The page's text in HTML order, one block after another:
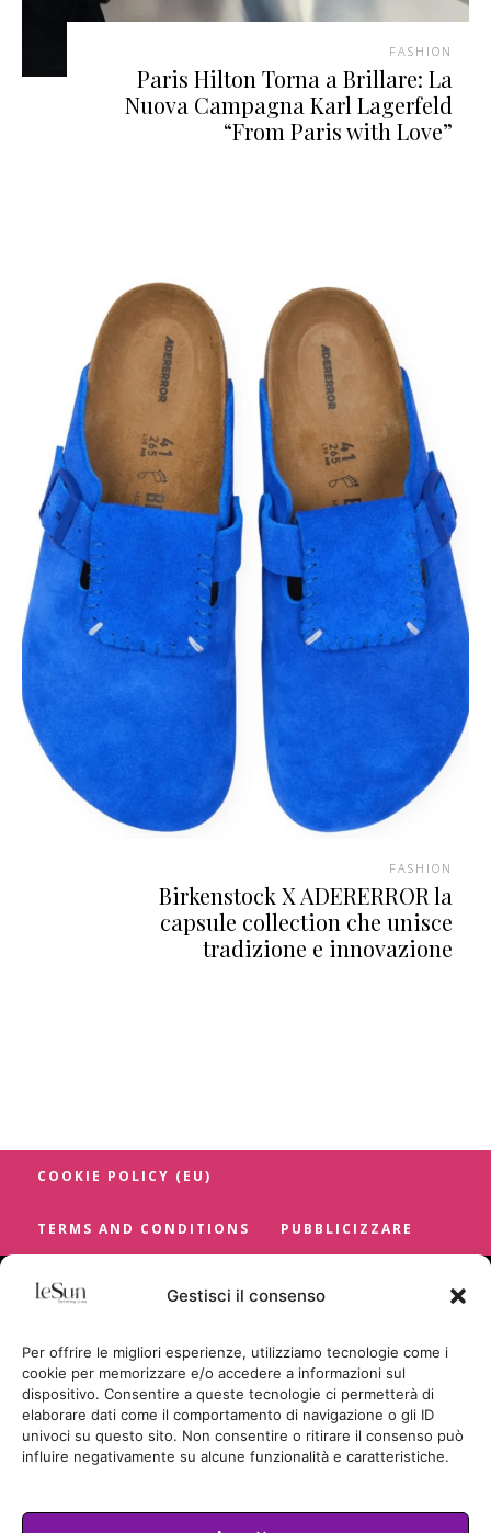
Gestisci il consenso
Per offrire le migliori esperienze, utilizziamo tecnologie come i
cookie per memorizzare e/o accedere a informazioni sul
dispositivo. Consentire a queste tecnologie ci permetterà di
elaborare dati come il comportamento di navigazione o gli ID
univoci su questo sito. Non consentire o ritirare il consenso può
influire negativamente su alcune funzionalità e caratteristiche.
FASHION
Paris Hilton Torna a Brillare: La
Nuova Campagna Karl Lagerfeld
“From Paris with Love”
FASHION
Birkenstock X ADERERROR la
capsule collection che unisce
tradizione e innovazione
COOKIE POLICY (EU)
TERMS AND CONDITIONS PUBBLICIZZARE